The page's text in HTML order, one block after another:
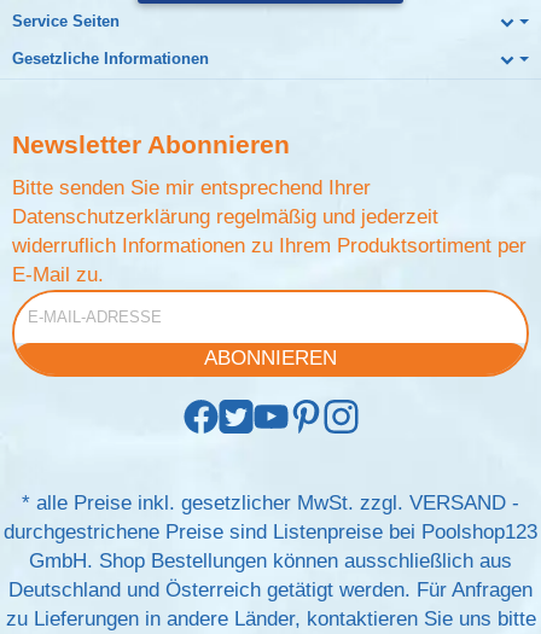
Service Seiten
Gesetzliche Informationen
Newsletter Abonnieren
Bitte senden Sie mir entsprechend Ihrer
Datenschutzerklärung regelmäßig und jederzeit
widerruflich Informationen zu Ihrem Produktsortiment per
E-Mail zu.
E-Mail-Adresse
ABONNIEREN
* alle Preise inkl. gesetzlicher MwSt. zzgl. VERSAND -
durchgestrichene Preise sind Listenpreise bei Poolshop123
GmbH. Shop Bestellungen können ausschließlich aus
Deutschland und Österreich getätigt werden. Für Anfragen
zu Lieferungen in andere Länder, kontaktieren Sie uns bitte